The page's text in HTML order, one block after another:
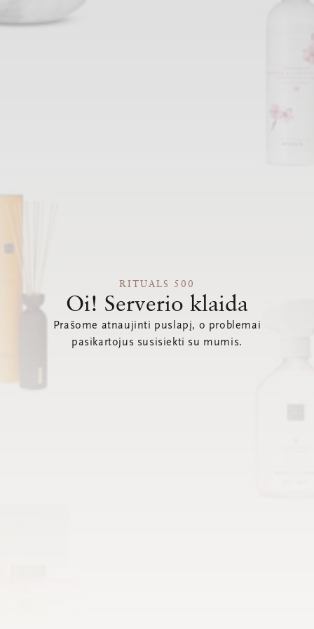
RITUALS 500
Oi! Serverio klaida
Prašome atnaujinti puslapį, o problemai
pasikartojus susisiekti su mumis.